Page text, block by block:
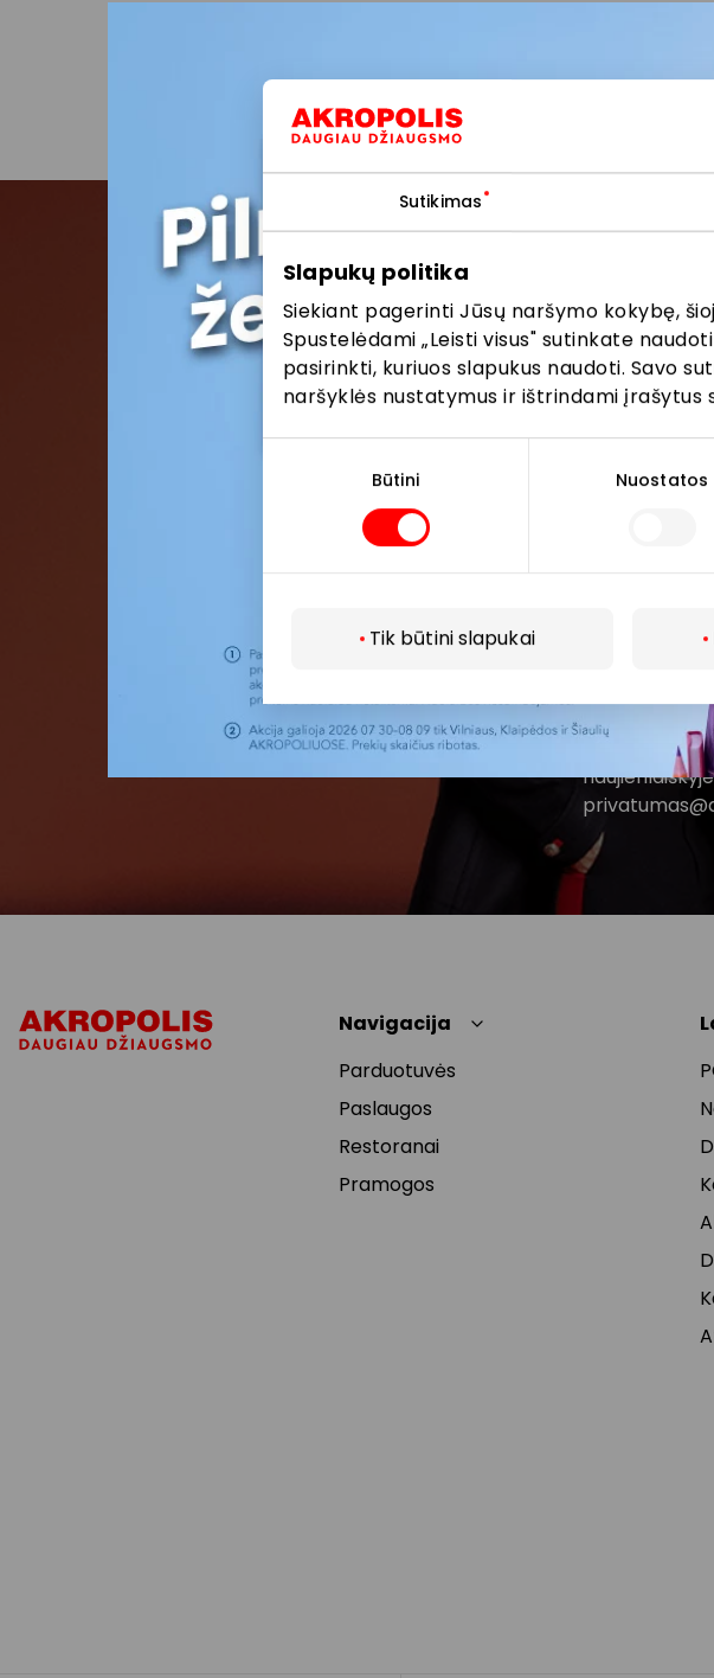
Sutikimas
Slapukų politika
Siekiant pagerinti Jūsų naršymo kokybę,
Spustelėdami „Leisti visus" sutinkate
pasirinkti, kuriuos slapukus naudoti. Savo
naršyklės nustatymus ir ištrindami
Būtini Nuostatos
Tik būtini slapukai
Pasidalinti: Facebook
Prisijunkite
Pirmieji sužinokite apie
AKROPOLIS
siuntimo
atšaukti,
Navigacija
Parduotuvės
Paslaugos
Restoranai
Pramogos